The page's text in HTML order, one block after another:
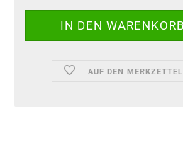
AUF DEN MERKZETTEL